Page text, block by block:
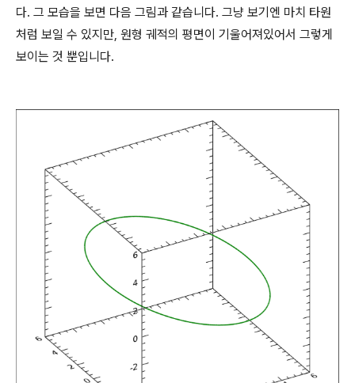
다. 그 모습을 보면 다음 그림과 같습니다. 그냥 보기엔 마치 타원
처럼 보일 수 있지만, 원형 궤적의 평면이 기울어져있어서 그렇게
보이는 것 뿐입니다.